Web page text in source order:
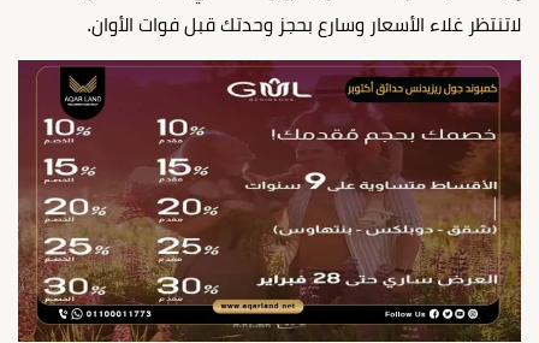
لاتنتظر غلاء الأسعار وسارع بحجز وحدتك قبل فوات الأوان.